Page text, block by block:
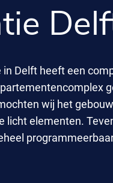
in Delft heeft een
wij het
licht elementen.